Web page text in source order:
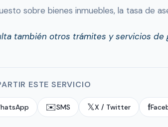
sobre bienes inmuebles, la tasa de
también otros trámites y servicios de
ESTE SERVICIO
✉️SMS 𝕏X / Twitter f